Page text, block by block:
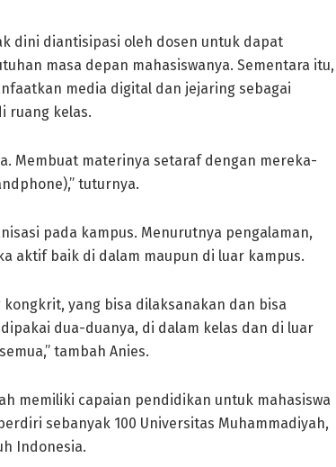
dini diantisipasi oleh dosen untuk dapat
masa depan mahasiswanya. Sementara itu,
media digital dan jejaring sebagai
ruang kelas.
Membuat materinya setaraf dengan mereka-
tuturnya.
pada kampus. Menurutnya pengalaman,
aktif baik di dalam maupun di luar kampus.
yang bisa dilaksanakan dan bisa
dua-duanya, di dalam kelas dan di luar
tambah Anies.
memiliki capaian pendidikan untuk mahasiswa
sebanyak 100 Universitas Muhammadiyah,
Indonesia.